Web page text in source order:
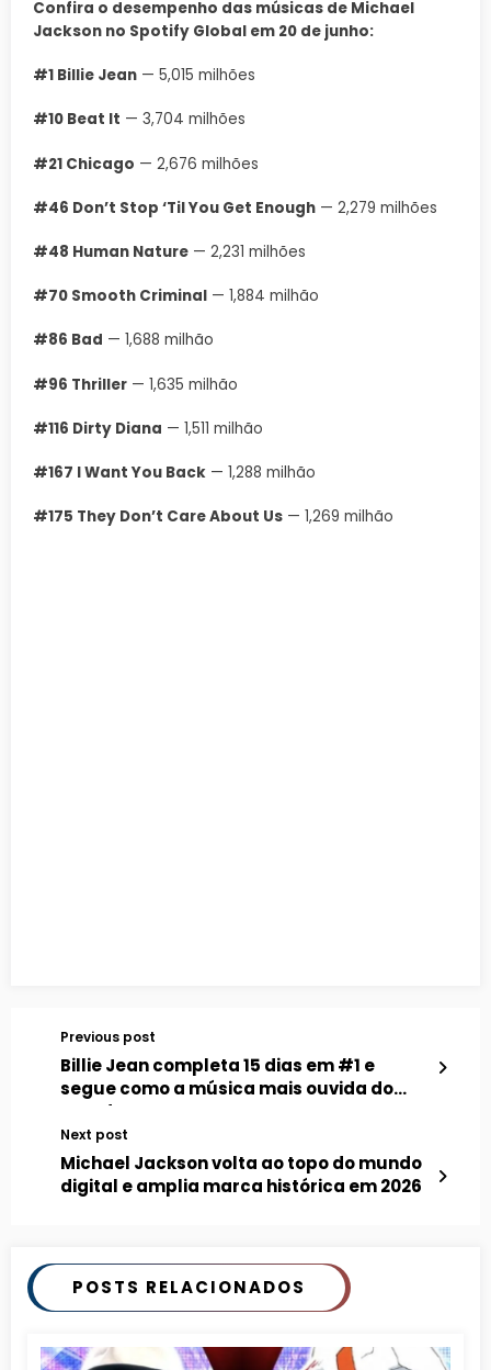
Confira o desempenho das músicas de Michael
Jackson no Spotify Global em 20 de junho:
#1 Billie Jean — 5,015 milhões
#10 Beat It — 3,704 milhões
#21 Chicago — 2,676 milhões
#46 Don’t Stop ‘Til You Get Enough — 2,279 milhões
#48 Human Nature — 2,231 milhões
#70 Smooth Criminal — 1,884 milhão
#86 Bad — 1,688 milhão
#96 Thriller — 1,635 milhão
#116 Dirty Diana — 1,511 milhão
#167 I Want You Back — 1,288 milhão
#175 They Don’t Care About Us — 1,269 milhão
Previous post
Billie Jean completa 15 dias em #1 e
segue como a música mais ouvida do
mundo
Next post
Michael Jackson volta ao topo do mundo
digital e amplia marca histórica em 2026
POSTS RELACIONADOS